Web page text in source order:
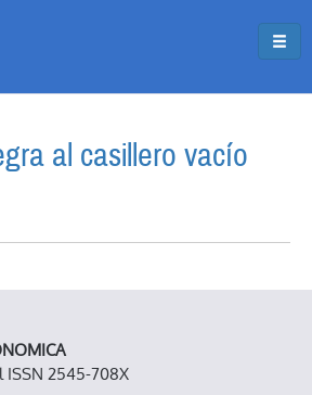
al casillero vacío
2545-708X